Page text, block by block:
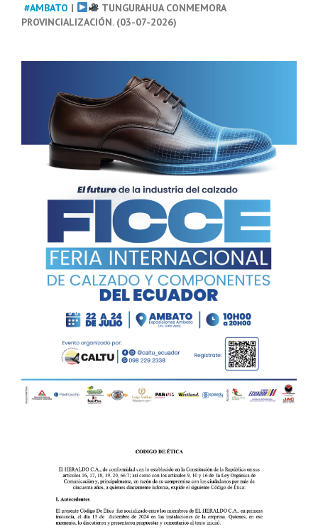
#AMBATO |
TUNGURAHUA CONMEMORA
PROVINCIALIZACIÓN. (03-07-2026)